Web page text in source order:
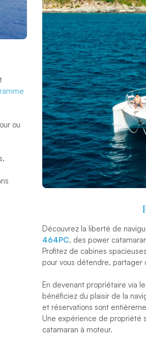
ou
Découvrez la liberté de
464PC, des power
Profitez de cabines
pour vous détendre, partager
En devenant propriétaire via
bénéficiez du plaisir de la
et réservations sont
Une expérience de propriété
catamaran à moteur.